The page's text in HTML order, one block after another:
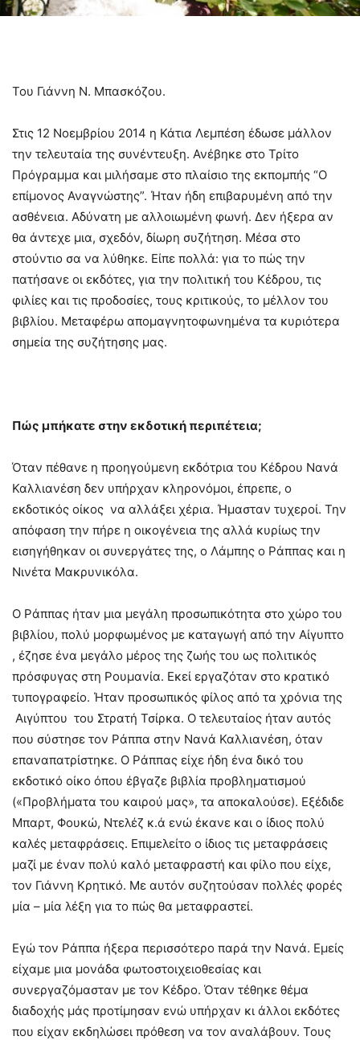
Του Γιάννη Ν. Μπασκόζου.
Στις 12 Νοεμβρίου 2014 η Κάτια Λεμπέση έδωσε μάλλον
την τελευταία της συνέντευξη. Ανέβηκε στο Τρίτο
Πρόγραμμα και μιλήσαμε στο πλαίσιο της εκπομπής “Ο
επίμονος Αναγνώστης”. Ήταν ήδη επιβαρυμένη από την
ασθένεια. Αδύνατη με αλλοιωμένη φωνή. Δεν ήξερα αν
θα άντεχε μια, σχεδόν, δίωρη συζήτηση. Μέσα στο
στούντιο σα να λύθηκε. Είπε πολλά: για το πώς την
πατήσανε οι εκδότες, για την πολιτική του Κέδρου, τις
φιλίες και τις προδοσίες, τους κριτικούς, το μέλλον του
βιβλίου. Μεταφέρω απομαγνητοφωνημένα τα κυριότερα
σημεία της συζήτησης μας.
Πώς μπήκατε στην εκδοτική περιπέτεια;
Όταν πέθανε η προηγούμενη εκδότρια του Κέδρου Νανά
Καλλιανέση δεν υπήρχαν κληρονόμοι, έπρεπε, ο
εκδοτικός οίκος να αλλάξει χέρια. Ήμασταν τυχεροί. Την
απόφαση την πήρε η οικογένεια της αλλά κυρίως την
εισηγήθηκαν οι συνεργάτες της, ο Λάμπης ο Ράππας και η
Νινέτα Μακρυνικόλα.
Ο Ράππας ήταν μια μεγάλη προσωπικότητα στο χώρο του
βιβλίου, πολύ μορφωμένος με καταγωγή από την Αίγυπτο
, έζησε ένα μεγάλο μέρος της ζωής του ως πολιτικός
πρόσφυγας στη Ρουμανία. Εκεί εργαζόταν στο κρατικό
τυπογραφείο. Ήταν προσωπικός φίλος από τα χρόνια της
Αιγύπτου του Στρατή Τσίρκα. Ο τελευταίος ήταν αυτός
που σύστησε τον Ράππα στην Νανά Καλλιανέση, όταν
επαναπατρίστηκε. Ο Ράππας είχε ήδη ένα δικό του
εκδοτικό οίκο όπου έβγαζε βιβλία προβληματισμού
(«Προβλήματα του καιρού μας», τα αποκαλούσε). Εξέδιδε
Μπαρτ, Φουκώ, Ντελέζ κ.ά ενώ έκανε και ο ίδιος πολύ
καλές μεταφράσεις. Επιμελείτο ο ίδιος τις μεταφράσεις
μαζί με έναν πολύ καλό μεταφραστή και φίλο που είχε,
τον Γιάννη Κρητικό. Με αυτόν συζητούσαν πολλές φορές
μία – μία λέξη για το πώς θα μεταφραστεί.
Εγώ τον Ράππα ήξερα περισσότερο παρά την Νανά. Εμείς
είχαμε μια μονάδα φωτοστοιχειοθεσίας και
συνεργαζόμασταν με τον Κέδρο. Όταν τέθηκε θέμα
διαδοχής μάς προτίμησαν ενώ υπήρχαν κι άλλοι εκδότες
που είχαν εκδηλώσει πρόθεση να τον αναλάβουν. Τους